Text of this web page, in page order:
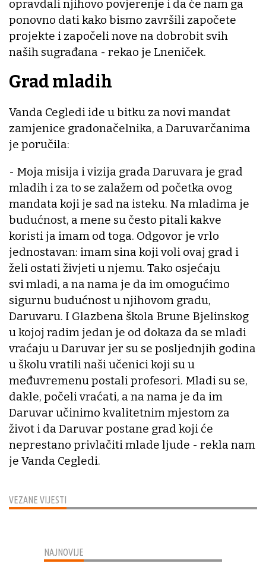
VEZANE VIJESTI
opravdali njihovo povjerenje i da će nam ga
ponovno dati kako bismo završili započete
projekte i započeli nove na dobrobit svih
naših sugrađana - rekao je Lneniček.
Grad mladih
Vanda Cegledi ide u bitku za novi mandat
zamjenice gradonačelnika, a Daruvarčanima
je poručila:
- Moja misija i vizija grada Daruvara je grad
mladih i za to se zalažem od početka ovog
mandata koji je sad na isteku. Na mladima je
budućnost, a mene su često pitali kakve
koristi ja imam od toga. Odgovor je vrlo
jednostavan: imam sina koji voli ovaj grad i
želi ostati živjeti u njemu. Tako osjećaju
svi mladi, a na nama je da im omogućimo
sigurnu budućnost u njihovom gradu,
Daruvaru. I Glazbena škola Brune Bjelinskog
u kojoj radim jedan je od dokaza da se mladi
vraćaju u Daruvar jer su se posljednjih godina
u školu vratili naši učenici koji su u
međuvremenu postali profesori. Mladi su se,
dakle, počeli vraćati, a na nama je da im
Daruvar učinimo kvalitetnim mjestom za
život i da Daruvar postane grad koji će
neprestano privlačiti mlade ljude - rekla nam
je Vanda Cegledi.
NAJNOVIJE